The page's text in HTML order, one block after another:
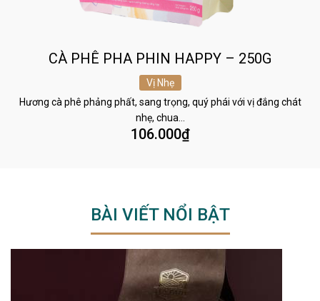
CÀ PHÊ PHA PHIN HAPPY – 250G
Vị Nhẹ
Hương cà phê phảng phất, sang trọng, quý phái với vị đắng chát
nhẹ, chua…
106.000₫
BÀI VIẾT NỔI BẬT